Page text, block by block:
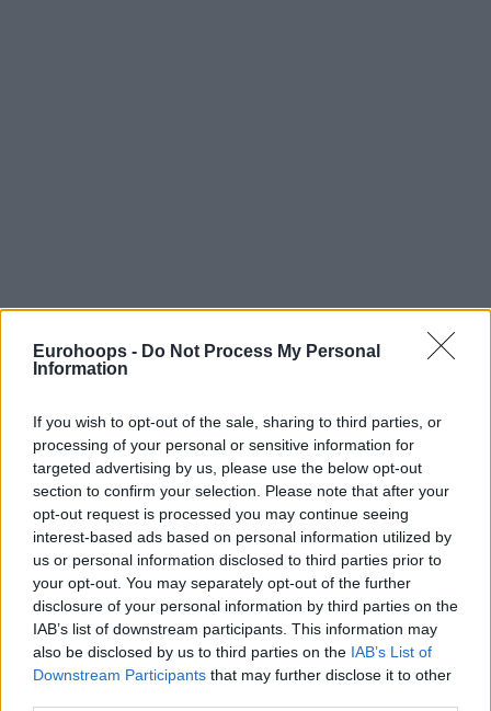
Eurohoops - Do Not Process My Personal
Information
If you wish to opt-out of the sale, sharing to third parties, or
processing of your personal or sensitive information for
targeted advertising by us, please use the below opt-out
section to confirm your selection. Please note that after your
opt-out request is processed you may continue seeing
interest-based ads based on personal information utilized by
us or personal information disclosed to third parties prior to
your opt-out. You may separately opt-out of the further
disclosure of your personal information by third parties on the
IAB’s list of downstream participants. This information may
also be disclosed by us to third parties on the IAB’s List of
Downstream Participants that may further disclose it to other
Πατήστε εδώ για την κατάταξη